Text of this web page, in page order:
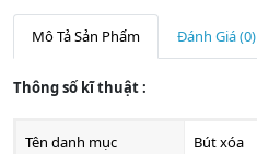
Mô Tả Sản Phẩm Đánh Giá (0)
Thông số kĩ thuật :
Tên danh mục Bút xóa